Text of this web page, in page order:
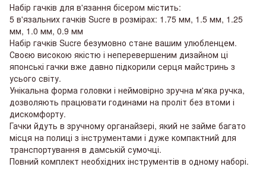
Набір гачків для в'язання бісером містить:
5 в'язальних гачків Sucre в розмірах: 1.75 мм, 1.5 мм, 1.25
мм, 1.0 мм, 0.9 мм
Набір гачків Sucre безумовно стане вашим улюбленцем.
Своєю високою якістю і неперевершеним дизайном ці
японські гачки вже давно підкорили серця майстринь з
усього світу.
Унікальна форма головки і неймовірно зручна м'яка ручка,
дозволяють працювати годинами на проліт без втоми і
дискомфорту.
Гачки йдуть в зручному органайзері, який не займе багато
місця на полиці з інструментами і дуже компактний для
транспортування в дамській сумочці.
Повний комплект необхідних інструментів в одному наборі.